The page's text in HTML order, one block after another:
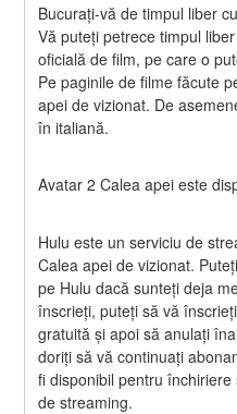
Bucurați-vă de timpul liber
Vă puteți petrece timpul
oficială de film, pe care o
Pe paginile de filme făcute
apei de vizionat. De
în italiană.
Avatar 2 Calea apei este
Hulu este un serviciu de
Calea apei de vizionat.
pe Hulu dacă sunteți deja
înscrieți, puteți să vă
gratuită și apoi să anulați
doriți să vă continuați
fi disponibil pentru
de streaming.